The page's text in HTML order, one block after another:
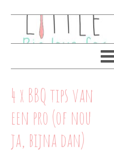
4 x BBQ tips van
een pro (of nou
ja, bijna dan)